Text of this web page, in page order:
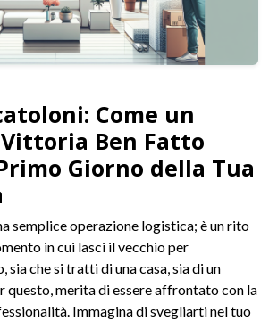
Come un
Ben Fatto
Giorno della Tua
semplice operazione logistica; è un rito
in cui lasci il vecchio per
sia che si tratti di una casa, sia di un
questo, merita di essere affrontato con la
Immagina di svegliarti nel tuo